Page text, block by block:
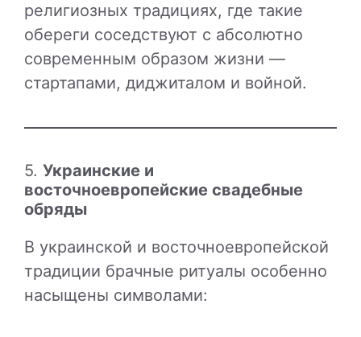
религиозных традициях, где такие
обереги соседствуют с абсолютно
современным образом жизни —
стартапами, диджиталом и войной.
5. Украинские и
восточноевропейские свадебные
обряды
В украинской и восточноевропейской
традиции брачные ритуалы особенно
насыщены символами: